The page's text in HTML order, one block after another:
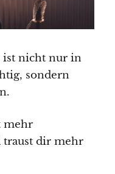
ist nicht nur in
sondern
mehr
dir mehr